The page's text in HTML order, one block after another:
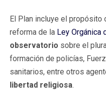
El Plan incluye el propósito
reforma de la Ley Orgánica
observatorio sobre el
formación de policías,
sanitarios, entre otros
libertad religiosa.